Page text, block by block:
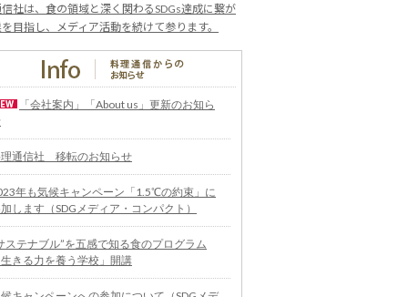
社は、食の領域と深く関わるSDGs達成に繋が
目指し、メディア活動を続けて参ります。
「会社案内」「About us」更新のお知ら
通信社 移転のお知らせ
年も気候キャンペーン「1.5℃の約束」に
します（SDGメディア・コンパクト）
ステナブル”を五感で知る食のプログラム
きる力を養う学校」開講